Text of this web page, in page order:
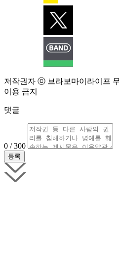
저작권자 ⓒ 브라보마이라이프
이용 금지
댓글
0 / 300